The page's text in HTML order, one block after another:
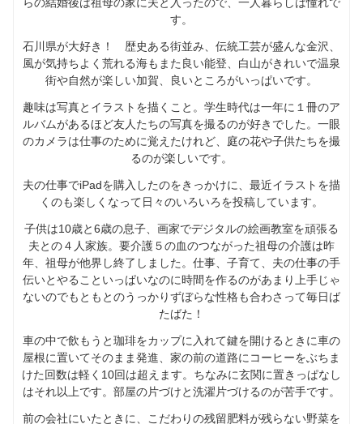
らの結婚後は祖母の家に夫と入ったので、一人暮らしは憧れで
す。
石川県が大好き！ 歴史ある街並み、伝統工芸が盛んな金沢、
風が気持ちよく荒れる海もまた良い能登、白山がきれいで温泉
街や自然が楽しい加賀、良いところがいっぱいです。
趣味は写真とイラストを描くこと。学生時代は一年に１冊のア
ルバムがあるほど友人たちの写真を撮るのが好きでした。一眼
のカメラは仕事のために覚えたけれど、庭の花や子供たちを撮
るのが楽しいです。
夫の仕事でiPadを購入したのをきっかけに、最近イラストを描
くのも楽しくなって日々のいろいろを投稿しています。
子供は10歳と6歳の息子、画家でデジタルの絵画教室を頑張る
夫との４人家族。要介護５の血のつながった祖母の介護は昨
年、祖母が他界し終了しました。仕事、子育て、夫の仕事の手
伝いとやることいっぱいなのに時間を作るのがあまり上手じゃ
ないのでもともとのうっかりずぼらな性格も合わさって毎日ば
たばた！
車の中で飲もうと珈琲をカップに入れて鍵を開けるときに車の
屋根に置いてそのまま発進、家の前の道路にコーヒーをぶちま
けた回数は軽く10回は超えます。ちなみに玄関に置きっぱなし
はそれ以上です。部屋の片づけと洗濯片づけるのが苦手です。
前の会社にいたときに、こだわりの残留肥料が残らない野菜を